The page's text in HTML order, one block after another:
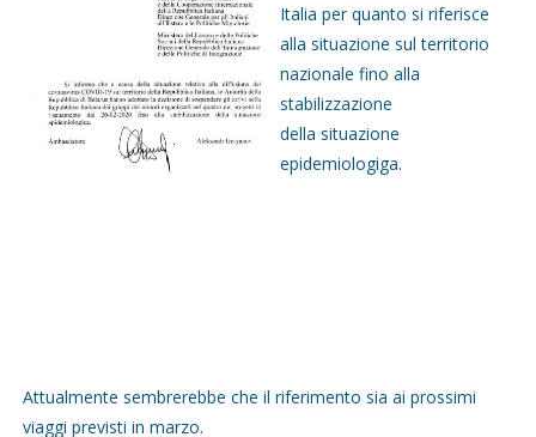
Italia per quanto si riferisce
alla situazione sul territorio
nazionale fino alla
stabilizzazione
della situazione
epidemiologiga.
Attualmente sembrerebbe che il riferimento sia ai prossimi
viaggi previsti in marzo.